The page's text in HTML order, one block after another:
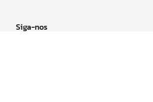
Siga-nos